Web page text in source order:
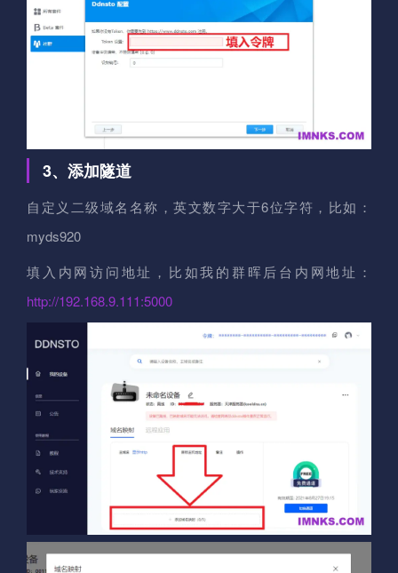
3、添加隧道
自定义二级域名名称，英文数字大于6位字符，比如：
myds920
填入内网访问地址，比如我的群晖后台内网地址：
http://192.168.9.111:5000